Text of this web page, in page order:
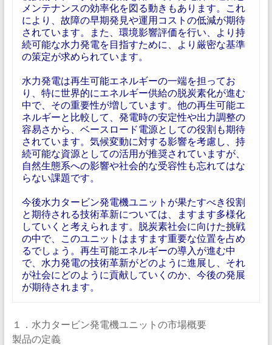
メンテナンスの効率化を図る動きもあります。これ
により、故障の早期発見や運用コストの低減が期待
されています。また、環境影響評価を行い、より持
続可能な水力発電を目指すために、より厳密な基準
の策定が求められています。
水力発電は再生可能エネルギーの一端を担ってお
り、特に世界的にエネルギー供給の脱炭素化が進む
中で、その重要性が増しています。他の再生可能エ
ネルギーと比較して、発電時の安定性や出力調整の
容易さから、ベースロード電源としての役割も期待
されています。気候変動に対する影響を考慮し、持
続可能な資源としての活用が推奨されていますが、
自然生態系への影響や社会的な受容性も忘れてはな
らない課題です。
今後水力タービン発電機ユニットが果たすべき役割
と期待される技術革新については、ますます多様化
していくと考えられます。脱炭素社会に向けた挑戦
の中で、このユニットはますます重要な位置を占め
るでしょう。再生可能エネルギーの導入が進む中
で、水力発電の技術革新がどのように進展し、それ
が社会にどのように貢献していくのか、今後の発展
が期待されます。
１．水力タービン発電機ユニットの市場概要
製品の定義